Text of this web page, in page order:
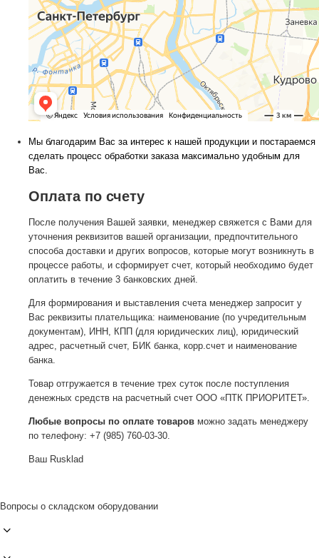
Мы благодарим Вас за интерес к нашей продукции и постараемся
сделать процесс обработки заказа максимально удобным для
Вас.
Оплата по счету
После получения Вашей заявки, менеджер свяжется с Вами для
уточнения реквизитов вашей организации, предпочтительного
способа доставки и других вопросов, которые могут возникнуть в
процессе работы, и сформирует счет, который необходимо будет
оплатить в течение 3 банковских дней.
Для формирования и выставления счета менеджер запросит у
Вас реквизиты плательщика: наименование (по учредительным
документам), ИНН, КПП (для юридических лиц), юридический
адрес, расчетный счет, БИК банка, корр.счет и наименование
банка.
Товар отгружается в течение трех суток после поступления
денежных средств на расчетный счет ООО «ПТК ПРИОРИТЕТ».
Любые вопросы по оплате товаров можно задать менеджеру
по телефону: +7 (985) 760-03-30.
Ваш Rusklad
Вопросы о складском оборудовании